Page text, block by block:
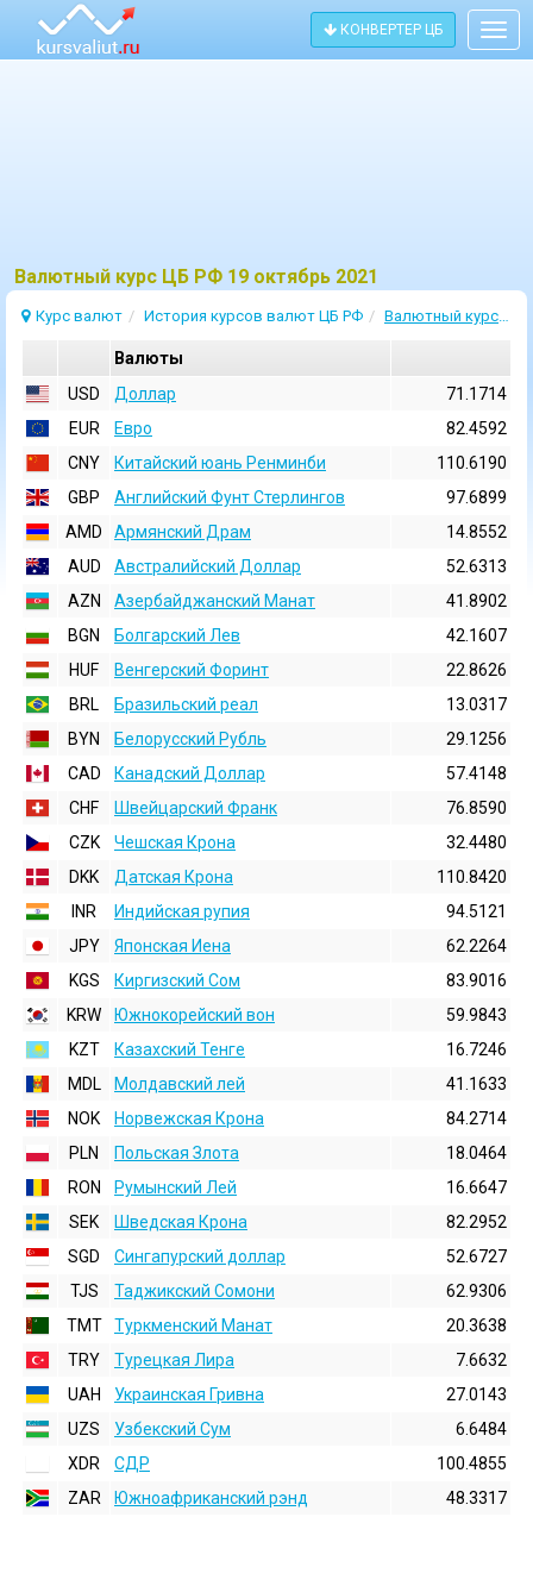
КОНВЕРТЕР ЦБ
Bалютный курс ЦБ РФ 19 октябрь 2021
Курс валют История курсов валют ЦБ РФ Валютный курс 19 Октябрь 2021
Валюты
USD
Доллар
71.1714
EUR
Евро
82.4592
CNY
Китайский юань Ренминби
110.6190
GBP
Английский Фунт Стерлингов
97.6899
AMD
Армянский Драм
14.8552
AUD
Австралийский Доллар
52.6313
AZN
Азербайджанский Манат
41.8902
BGN
Болгарский Лев
42.1607
HUF
Венгерский Форинт
22.8626
BRL
Бразильский реал
13.0317
BYN
Белорусский Рубль
29.1256
CAD
Канадский Доллар
57.4148
CHF
Швейцарский Франк
76.8590
CZK
Чешская Крона
32.4480
DKK
Датская Крона
110.8420
INR
Индийская pупия
94.5121
JPY
Японская Иена
62.2264
KGS
Киргизский Сом
83.9016
KRW
Южнокорейский вон
59.9843
KZT
Казахский Тенге
16.7246
MDL
Молдавский лей
41.1633
NOK
Норвежская Крона
84.2714
PLN
Польская Злота
18.0464
RON
Румынский Лей
16.6647
SEK
Шведская Крона
82.2952
SGD
Сингапурский доллар
52.6727
TJS
Таджикский Сомони
62.9306
TMT
Туркменский Манат
20.3638
TRY
Турецкая Лира
7.6632
UAH
Украинская Гривна
27.0143
UZS
Узбекский Сум
6.6484
XDR
СДР
100.4855
ZAR
Южноафриканский рэнд 48.3317